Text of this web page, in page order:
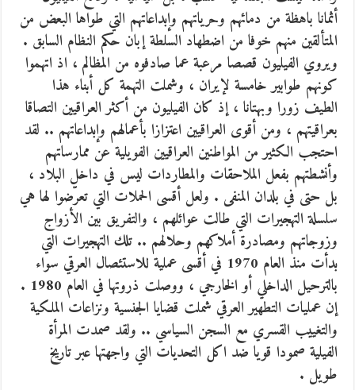
أثمانا باهظة من دمائهم وحرياتهم وإبداعاتهم التي طواها البعض من
المتألقين منهم خوفا من اضطهاد السلطة إبان حكم النظام السابق .
ويروي الفيليون قصصا مرعبة عما صادفوه من المظالم ، اذ اتهموا
كونهم طوابير خامسة لإيران ، وشملت التهمة كل أبناء هذا
الطيف زورا وبهتانا ، إذ كان الفيليون من أكثر العراقيين التصاقا
بعراقيتهم ، ومن أقوى العراقيين اعتزازا بأعمالهم وإبداعاتهم .. لقد
احتجب الكثير من المواطنين العراقيين الفويلية عن ممارساتهم
وأنشطتهم بفعل الملاحقات والمطاردات ليس في داخل البلاد ،
بل حتى في بلدان المنفى . ولعل أقسى الحملات التي تعرّضوا لها هي
سلسلة التهجيرات التي طالت عوائلهم ، والتفريق بين الأزواج
وزوجاتهم ومصادرة أملاكهم وحلالهم .. تلك التهجيرات التي
بدأت منذ العام 1970 في أقسى عملية للاستئصال العرقي سواء
بالترحيل الداخلي أو الخارجي ، ووصلت ذروتها في العام 1980 .
إن عمليات التطهير العرقي شملت قضايا الجنسية ونزاعات الملكية
والتغييب القسري مع السجن السياسي .. ولقد صمدت المرأة
الفيلية صمودا قويا ضد اكل التحديات التي واجهتها عبر تاريخ
طويل .